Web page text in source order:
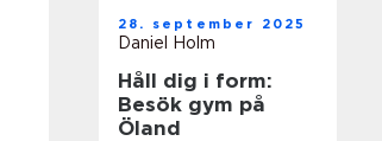
28. september 2025
Daniel Holm
Håll dig i form:
Besök gym på
Öland